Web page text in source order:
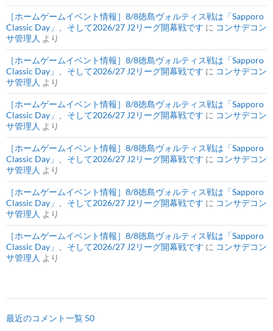
［ホームゲームイベント情報］8/8徳島ヴォルティス戦は「Sapporo
Classic Day」、そして2026/27 J2リーグ開幕戦です に コンサデコン
サ管理人 より
［ホームゲームイベント情報］8/8徳島ヴォルティス戦は「Sapporo
Classic Day」、そして2026/27 J2リーグ開幕戦です に コンサデコン
サ管理人 より
［ホームゲームイベント情報］8/8徳島ヴォルティス戦は「Sapporo
Classic Day」、そして2026/27 J2リーグ開幕戦です に コンサデコン
サ管理人 より
［ホームゲームイベント情報］8/8徳島ヴォルティス戦は「Sapporo
Classic Day」、そして2026/27 J2リーグ開幕戦です に コンサデコン
サ管理人 より
［ホームゲームイベント情報］8/8徳島ヴォルティス戦は「Sapporo
Classic Day」、そして2026/27 J2リーグ開幕戦です に コンサデコン
サ管理人 より
［ホームゲームイベント情報］8/8徳島ヴォルティス戦は「Sapporo
Classic Day」、そして2026/27 J2リーグ開幕戦です に コンサデコン
サ管理人 より
最近のコメント一覧 50